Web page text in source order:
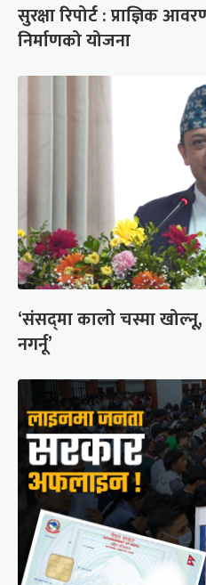
सुरक्षा रिपोर्ट : प्राज्ञिक
निर्माणको योजना
‘संसद्‍मा कालो चस्मा
नगर्नू’